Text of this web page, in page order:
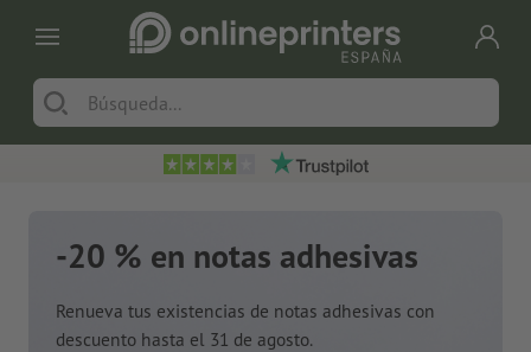
-20 % en notas adhesivas
Renueva tus existencias de notas adhesivas con
descuento hasta el 31 de agosto.